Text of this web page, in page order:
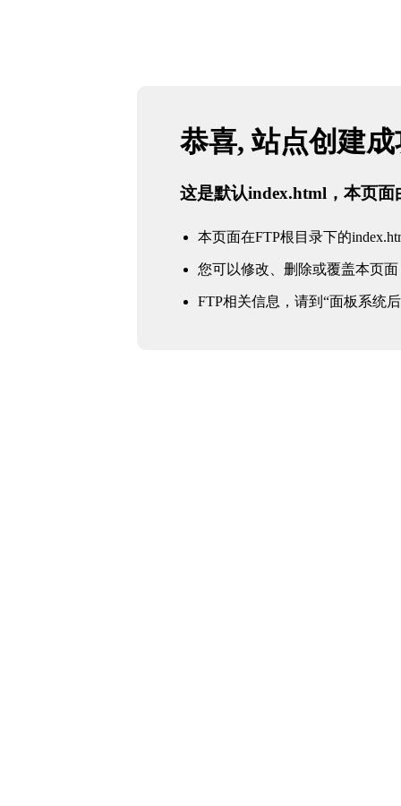
恭喜, 站点创建
这是默认index.html，本页面
本页面在FTP根目录下的
您可以修改、删除或覆盖本页面
FTP相关信息，请到“面板系统